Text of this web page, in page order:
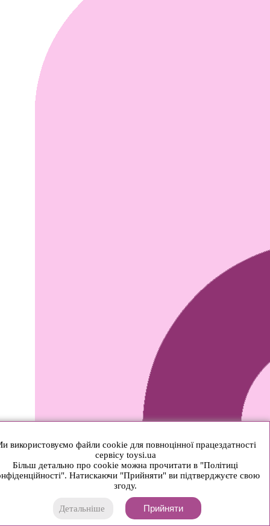
використовуємо файли cookie для повноцінної працездатності
сервісу toysi.ua
Більш детально про cookie можна прочитати в "Політиці
Натискаючи "Прийняти" ви підтверджуєте свою
згоду.
Детальніше Прийняти